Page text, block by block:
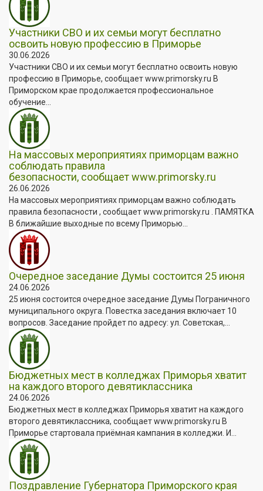
Участники СВО и их семьи могут бесплатно
освоить новую профессию в Приморье
30.06.2026
Участники СВО и их семьи могут бесплатно освоить новую
профессию в Приморье, сообщает www.primorsky.ru В
Приморском крае продолжается профессиональное
обучение...
На массовых мероприятиях приморцам важно
соблюдать правила
безопасности, сообщает www.primorsky.ru
26.06.2026
На массовых мероприятиях приморцам важно соблюдать
правила безопасности , сообщает www.primorsky.ru . ПАМЯТКА
В ближайшие выходные по всему Приморью...
Очередное заседание Думы состоится 25 июня
24.06.2026
25 июня состоится очередное заседание Думы Пограничного
муниципального округа. Повестка заседания включает 10
вопросов. Заседание пройдет по адресу: ул. Советская,...
Бюджетных мест в колледжах Приморья хватит
на каждого второго девятиклассника
24.06.2026
Бюджетных мест в колледжах Приморья хватит на каждого
второго девятиклассника, сообщает www.primorsky.ru В
Приморье стартовала приёмная кампания в колледжи. И...
Поздравление Губернатора Приморского края